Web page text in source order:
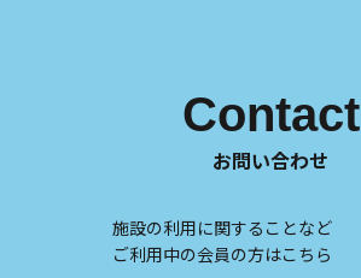
Contact
お問い合わせ
施設の利用に関することなど
ご利用中の会員の方はこちら